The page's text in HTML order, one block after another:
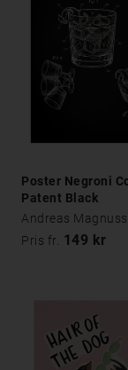
Poster Negroni
Patent Black
Andreas
Pris fr. 149 kr